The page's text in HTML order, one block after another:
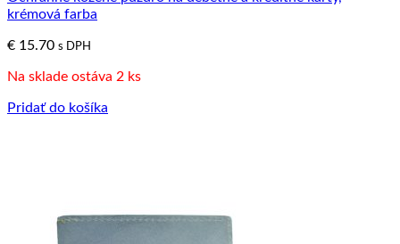
krémová farba
€ 15.70 s DPH
Na sklade ostáva 2 ks
Pridať do košíka